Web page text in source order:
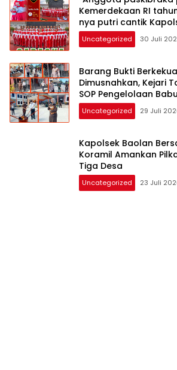
Uncategorized 4
Oknum PPPK akhiri
gantung diri , akhir
hidup”
Uncategorized 1 Agustus
“Anggota paskibraka
Kemerdekaan RI
Samir Muhammad SH
Uncategorized 30 Juli 2026
Barang Bukti
Dimusnahkan, Kejari